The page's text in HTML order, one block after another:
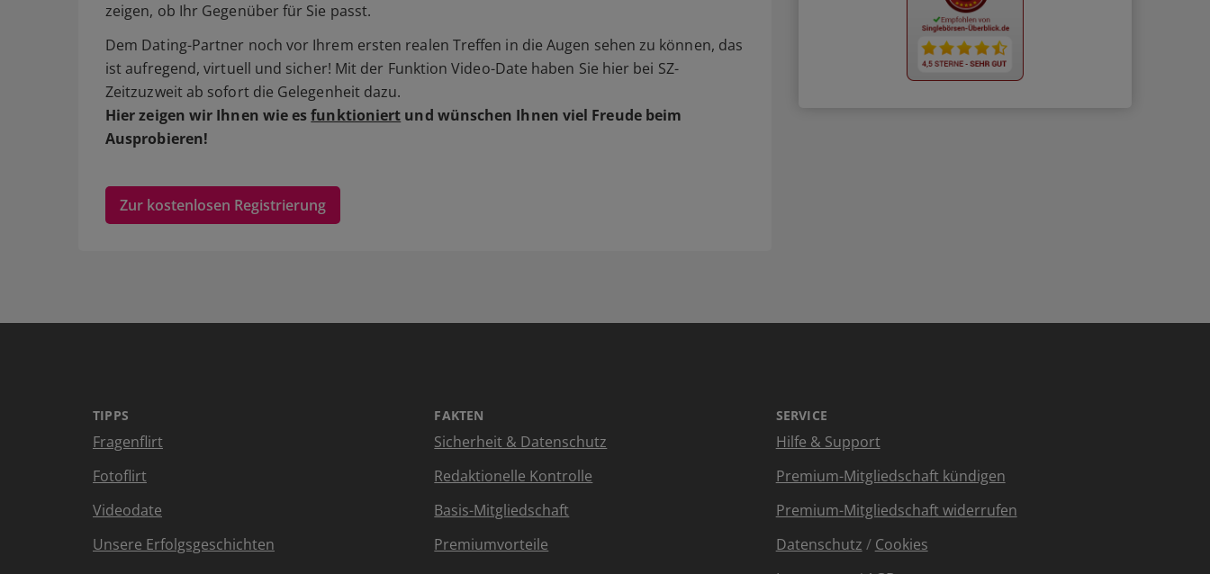
zeigen, ob Ihr Gegenüber für Sie passt.
Dem Dating-Partner noch vor Ihrem ersten realen Treffen in die Augen sehen zu können, das
ist aufregend, virtuell und sicher! Mit der Funktion Video-Date haben Sie hier bei SZ-
Zeitzuzweit ab sofort die Gelegenheit dazu.
Hier zeigen wir Ihnen wie esfunktioniert und wünschen Ihnen viel Freude beim
Ausprobieren!
Zur kostenlosen Registrierung
TIPPS
Fragenflirt
Fotoflirt
Videodate
Unsere Erfolgsgeschichten
FAKTEN
Sicherheit & Datenschutz
Redaktionelle Kontrolle
Basis-Mitgliedschaft
Premiumvorteile
SERVICE
Hilfe & Support
Premium-Mitgliedschaft kündigen
Premium-Mitgliedschaft widerrufen
Datenschutz / Cookies